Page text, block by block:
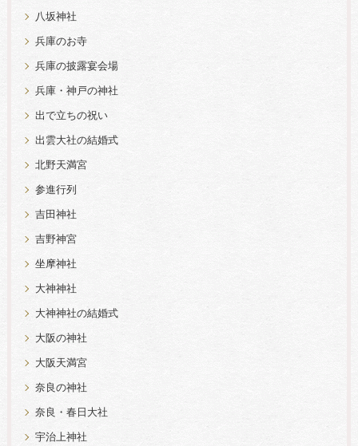
八坂神社
兵庫のお寺
兵庫の披露宴会場
兵庫・神戸の神社
出で立ちの祝い
出雲大社の結婚式
北野天満宮
参進行列
吉田神社
吉野神宮
坐摩神社
大神神社
大神神社の結婚式
大阪の神社
大阪天満宮
奈良の神社
奈良・春日大社
宇治上神社